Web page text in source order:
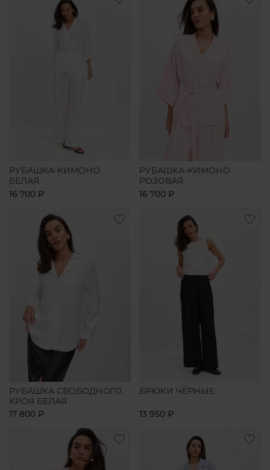
РУБАШКА-КИМОНО
БЕЛАЯ
16 700 ₽
РУБАШКА-КИМОНО
РОЗОВАЯ
16 700 ₽
РУБАШКА СВОБОДНОГО
КРОЯ БЕЛАЯ
17 800 ₽
БРЮКИ ЧЕРНЫЕ
13 950 ₽